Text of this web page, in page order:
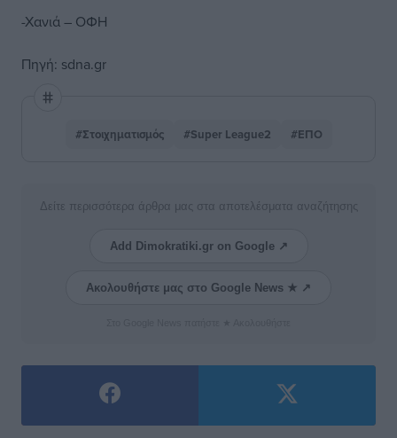
-Χανιά – ΟΦΗ
Πηγή: sdna.gr
#Στοιχηματισμός #Super League2 #ΕΠΟ
Δείτε περισσότερα άρθρα μας στα αποτελέσματα αναζήτησης
Add Dimokratiki.gr on Google ↗
Ακολουθήστε μας στο Google News ★ ↗